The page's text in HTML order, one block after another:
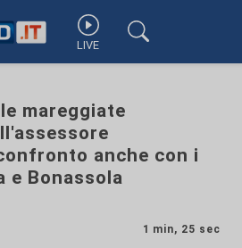
LIVE
mareggiate
anche con i
e Bonassola
1 min, 25 sec